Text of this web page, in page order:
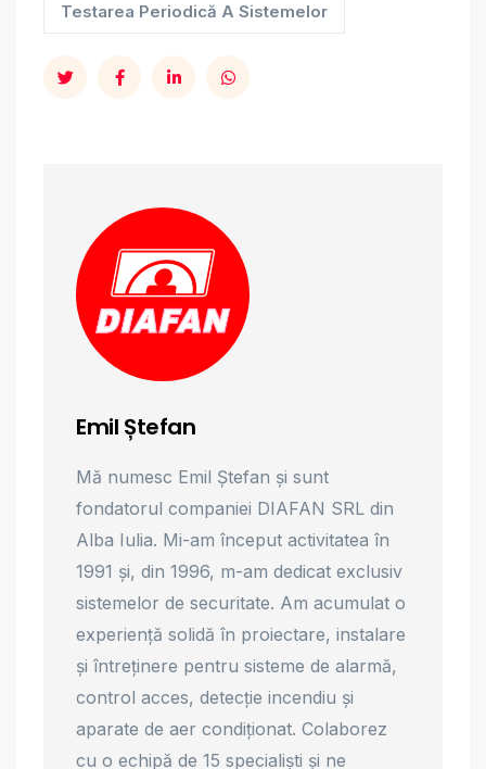
Testarea Periodică A Sistemelor
Emil Ștefan
Mă numesc Emil Ștefan și sunt
fondatorul companiei DIAFAN SRL din
Alba Iulia. Mi-am început activitatea în
1991 și, din 1996, m-am dedicat exclusiv
sistemelor de securitate. Am acumulat o
experiență solidă în proiectare, instalare
și întreținere pentru sisteme de alarmă,
control acces, detecție incendiu și
aparate de aer condiționat. Colaborez
cu o echipă de 15 specialiști și ne